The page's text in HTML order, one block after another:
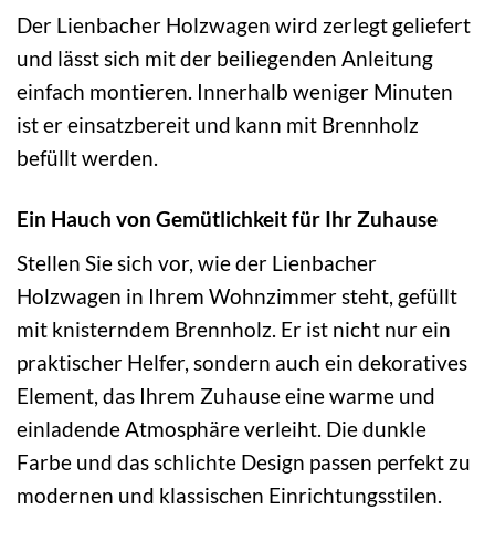
Der Lienbacher Holzwagen wird zerlegt geliefert
und lässt sich mit der beiliegenden Anleitung
einfach montieren. Innerhalb weniger Minuten
ist er einsatzbereit und kann mit Brennholz
befüllt werden.
Ein Hauch von Gemütlichkeit für Ihr Zuhause
Stellen Sie sich vor, wie der Lienbacher
Holzwagen in Ihrem Wohnzimmer steht, gefüllt
mit knisterndem Brennholz. Er ist nicht nur ein
praktischer Helfer, sondern auch ein dekoratives
Element, das Ihrem Zuhause eine warme und
einladende Atmosphäre verleiht. Die dunkle
Farbe und das schlichte Design passen perfekt zu
modernen und klassischen Einrichtungsstilen.